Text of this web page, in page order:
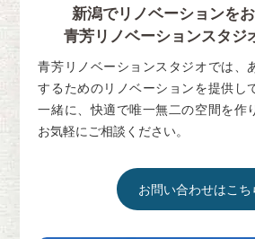
新潟でリノベーションをお
青芳リノベーションスタジ
青芳リノベーションスタジオでは、
するためのリノベーションを提供し
一緒に、快適で唯一無二の空間を作
お気軽にご相談ください。
お問い合わせはこち